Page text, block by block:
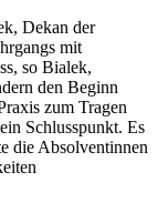
Dekan der
mit
so Bialek,
den Beginn
zum Tragen
Schlusspunkt. Es
die Absolventinnen